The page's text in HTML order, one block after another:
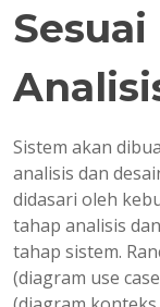
Sistem akan
analisis dan
didasari oleh
tahap analisis
tahap sistem.
(diagram use